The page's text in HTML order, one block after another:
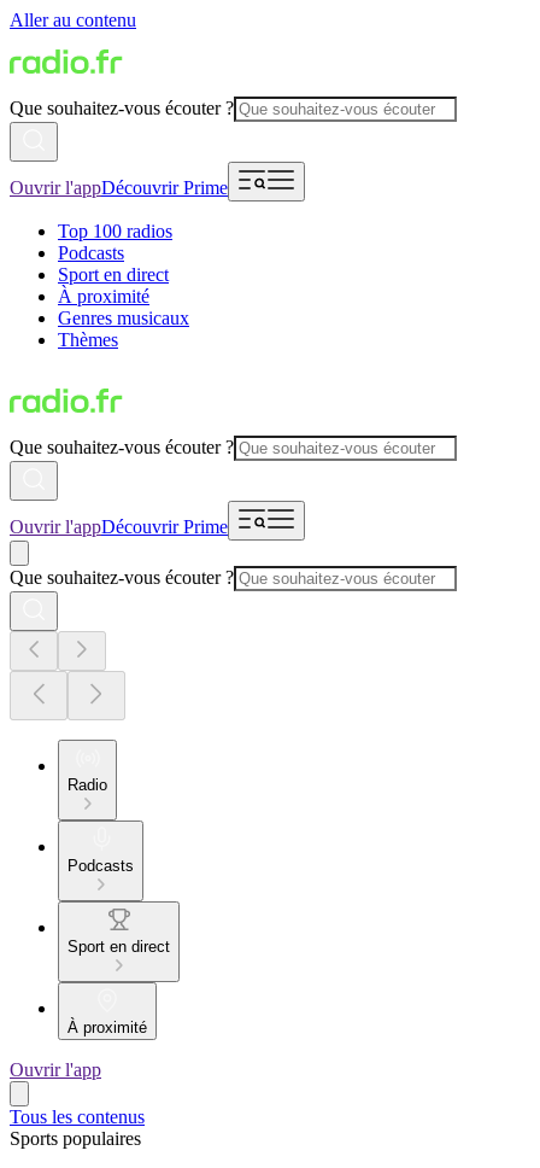
Aller au contenu
Que souhaitez-vous écouter ?
Ouvrir l'appDécouvrir Prime
Top 100 radios
Podcasts
Sport en direct
À proximité
Genres musicaux
Thèmes
Que souhaitez-vous écouter ?
Ouvrir l'appDécouvrir Prime
Que souhaitez-vous écouter ?
Radio
Podcasts
Sport en direct
À proximité
Ouvrir l'app
Tous les contenus
Sports populaires